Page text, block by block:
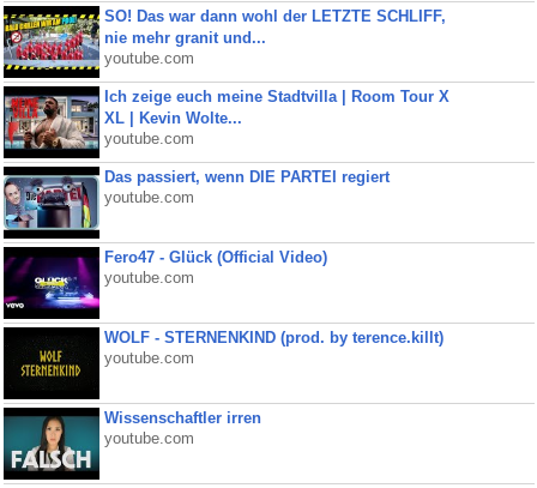
SO! Das war dann wohl der LETZTE SCHLIFF,
nie mehr granit und...
youtube.com
Ich zeige euch meine Stadtvilla | Room Tour X
XL | Kevin Wolte...
youtube.com
Das passiert, wenn DIE PARTEI regiert
youtube.com
Fero47 - Glück (Official Video)
youtube.com
WOLF - STERNENKIND (prod. by terence.killt)
youtube.com
Wissenschaftler irren
youtube.com